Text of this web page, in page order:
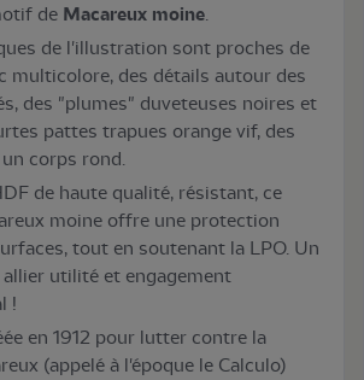
de Macareux moine.
de l'illustration sont proches de
multicolore, des détails autour des
des "plumes" duveteuses noires et
pattes trapues orange vif, des
corps rond.
de haute qualité, résistant, ce
moine offre une protection
tout en soutenant la LPO. Un
utilité et engagement
!
en 1912 pour lutter contre la
(appelé à l'époque le Calculo)